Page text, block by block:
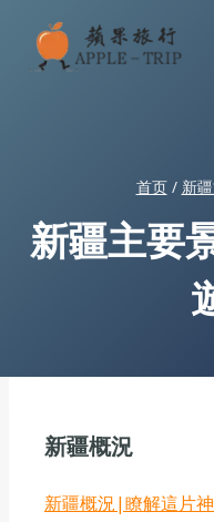
首页 / 新
新疆主要
新疆概況
新疆概況|瞭解這片